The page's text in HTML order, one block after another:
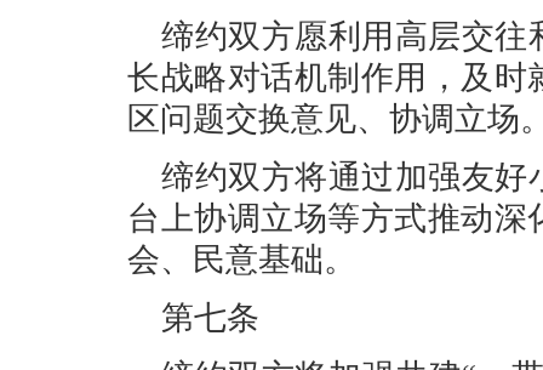
缔约双方愿利用高层交往
长战略对话机制作用，及
区问题交换意见、协调立场
缔约双方将通过加强友好
台上协调立场等方式推动
会、民意基础。
第七条